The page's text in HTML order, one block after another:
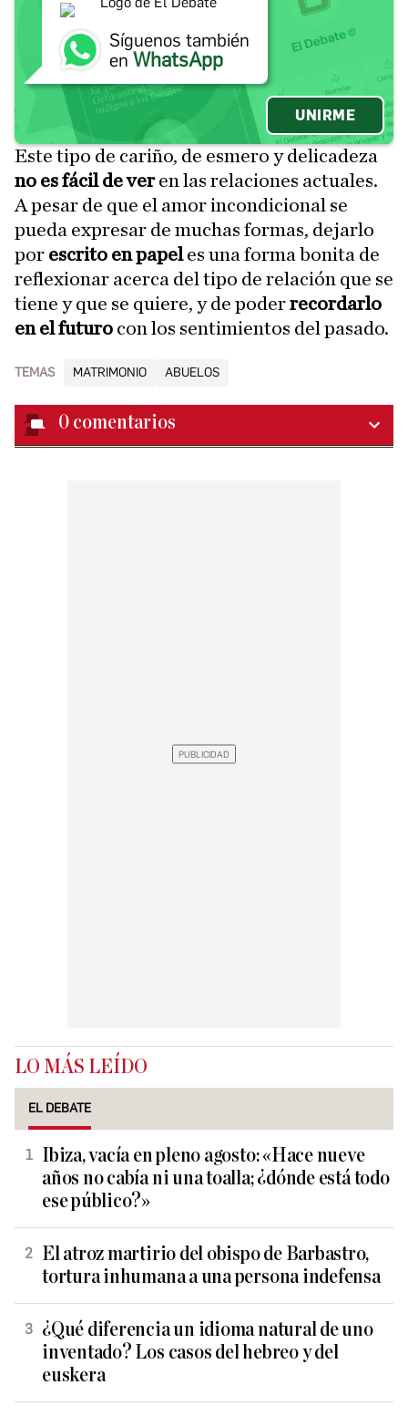
Síguenos también
en WhatsApp
UNIRME
Este tipo de cariño, de esmero y delicadeza
no es fácil de veren las relaciones actuales.
A pesar de que el amor incondicional se
pueda expresar de muchas formas, dejarlo
por escrito en papeles una forma bonita de
reflexionar acerca del tipo de relación que se
tiene y que se quiere, y de poderrecordarlo
en el futuro con los sentimientos del pasado.
TEMAS MATRIMONIO ABUELOS
0 comentarios
LO MÁS LEÍDO
EL DEBATE
Ibiza, vacía en pleno agosto: «Hace nueve
años no cabía ni una toalla; ¿dónde está todo
ese público?»
El atroz martirio del obispo de Barbastro,
tortura inhumana a una persona indefensa
¿Qué diferencia un idioma natural de uno
inventado? Los casos del hebreo y del
euskera